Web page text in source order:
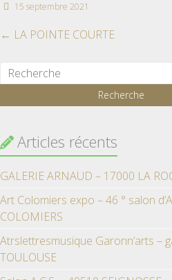
15 septembre 2021
← LA POINTE COURTE
Articles récents
GALERIE ARNAUD – 17000 LA
Art Colomiers expo – 46 ° salon
COLOMIERS
Atrslettresmusique Garonn’arts –
TOULOUSE